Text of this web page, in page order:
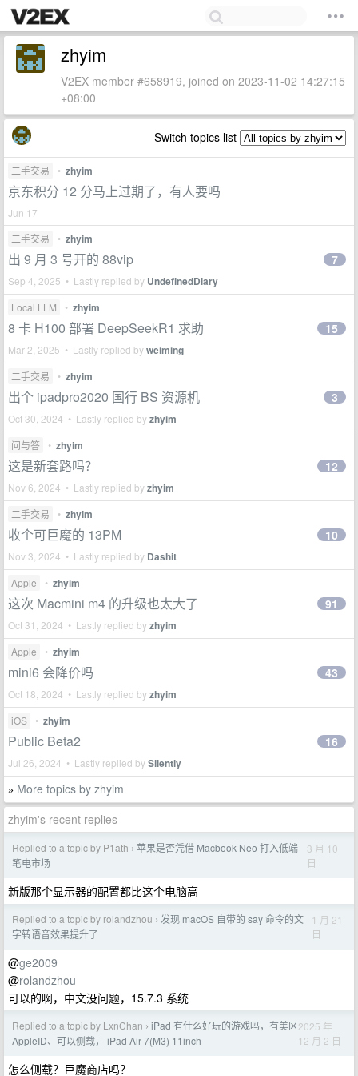
zhyim
V2EX member #658919, joined on 2023-11-02 14:27:15
+08:00
Switch topics list
二手交易 • zhyim
京东积分 12 分马上过期了，有人要吗
Jun 17
二手交易
• zhyim
出 9 月 3 号开的 88vip
Sep 4, 2025 • Lastly replied by UndefinedDiary
7
Local LLM • zhyim
8 卡 H100 部署 DeepSeekR1 求助
Mar 2, 2025 • Lastly replied byweiming
15
二手交易 • zhyim
出个 ipadpro2020 国行 BS 资源机
Oct 30, 2024 • Lastly replied byzhyim
3
问与答 • zhyim
这是新套路吗？
Nov 6, 2024 • Lastly replied byzhyim
12
二手交易 • zhyim
收个可巨魔的 13PM
Nov 3, 2024 • Lastly replied by Dashit
10
Apple • zhyim
这次 Macmini m4 的升级也太大了
Oct 31, 2024 • Lastly replied byzhyim
91
Apple • zhyim
mini6 会降价吗
Oct 18, 2024 • Lastly replied byzhyim
43
iOS • zhyim
Public Beta2
Jul 26, 2024 • Lastly replied bySilently
16
» More topics by zhyim
zhyim's recent replies
Replied to a topic by P1ath › 苹果是否凭借 Macbook Neo 打入低端
笔电市场
3 月 10
日
新版那个显示器的配置都比这个电脑高
Replied to a topic by rolandzhou › 发现 macOS 自带的 say 命令的文
字转语音效果提升了
1 月 21
日
@ge2009
@rolandzhou
可以的啊，中文没问题，15.7.3 系统
Replied to a topic by LxnChan › iPad 有什么好玩的游戏吗，有美区
AppleID、可以侧载， iPad Air 7(M3) 11inch
2025 年
12 月 2 日
怎么侧载？巨魔商店吗？